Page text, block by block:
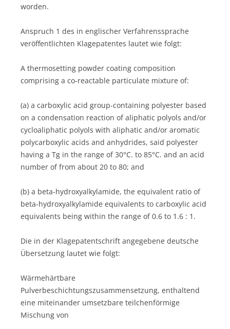
worden.
Anspruch 1 des in englischer Verfahrenssprache
veröffentlichten Klagepatentes lautet wie folgt:
A thermosetting powder coating composition
comprising a co-reactable particulate mixture of:
(a) a carboxylic acid group-containing polyester based
on a condensation reaction of aliphatic polyols and/or
cycloaliphatic polyols with aliphatic and/or aromatic
polycarboxylic acids and anhydrides, said polyester
having a Tg in the range of 30°C. to 85°C. and an acid
number of from about 20 to 80; and
(b) a beta-hydroxyalkylamide, the equivalent ratio of
beta-hydroxyalkylamide equivalents to carboxylic acid
equivalents being within the range of 0.6 to 1.6 : 1.
Die in der Klagepatentschrift angegebene deutsche
Übersetzung lautet wie folgt:
Wärmehärtbare
Pulverbeschichtungszusammensetzung, enthaltend
eine miteinander umsetzbare teilchenförmige
Mischung von